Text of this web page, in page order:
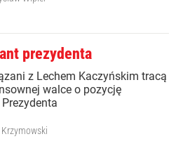
prezydenta
z Lechem Kaczyńskim tracą
walce o pozycję
Krzymowski